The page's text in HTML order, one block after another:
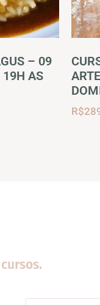
– 09
19H AS
R$